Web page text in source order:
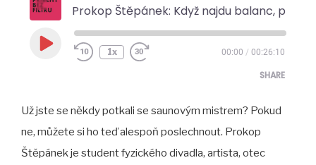
Play
Episode
1x 00:00 / 00:26:10
SHARE
SHARE
Už jste se někdy potkali se saunovým mistrem? Pokud
ne, můžete si ho teď alespoň poslechnout. Prokop
Štěpánek je student fyzického divadla, artista, otec